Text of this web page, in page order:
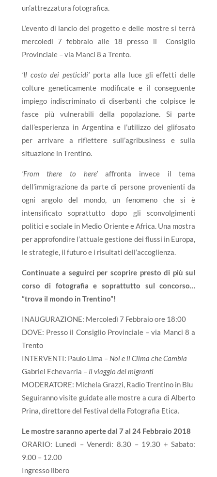
un’attrezzatura fotografica.
L’evento di lancio del progetto e delle mostre si terrà
mercoledì 7 febbraio alle 18 presso il Consiglio
Provinciale – via Manci 8 a Trento.
‘Il costo dei pesticidi’ porta alla luce gli effetti delle
colture geneticamente modificate e il conseguente
impiego indiscriminato di diserbanti che colpisce le
fasce più vulnerabili della popolazione. Si parte
dall’esperienza in Argentina e l’utilizzo del glifosato
per arrivare a riflettere sull’agribusiness e sulla
situazione in Trentino.
‘From there to here’affronta invece il tema
dell’immigrazione da parte di persone provenienti da
ogni angolo del mondo, un fenomeno che si è
intensificato soprattutto dopo gli sconvolgimenti
politici e sociale in Medio Oriente e Africa. Una mostra
per approfondire l’attuale gestione dei flussi in Europa,
le strategie, il futuro e i risultati dell’accoglienza.
Continuate a seguirci per scoprire presto di più sul
corso di fotografia e soprattutto sul concorso…
“trova il mondo in Trentino”!
INAUGURAZIONE: Mercoledì 7 Febbraio ore 18:00
DOVE: Presso il Consiglio Provinciale – via Manci 8 a
Trento
INTERVENTI: Paulo Lima – Noi e il Clima che Cambia
Gabriel Echevarria – Il viaggio dei migranti
MODERATORE: Michela Grazzi, Radio Trentino in Blu
Seguiranno visite guidate alle mostre a cura di Alberto
Prina, direttore del Festival della Fotografia Etica.
Le mostre saranno aperte dal 7 al 24 Febbraio 2018
ORARIO: Lunedì – Venerdì: 8.30 – 19.30 + Sabato:
9.00 – 12.00
Ingresso libero